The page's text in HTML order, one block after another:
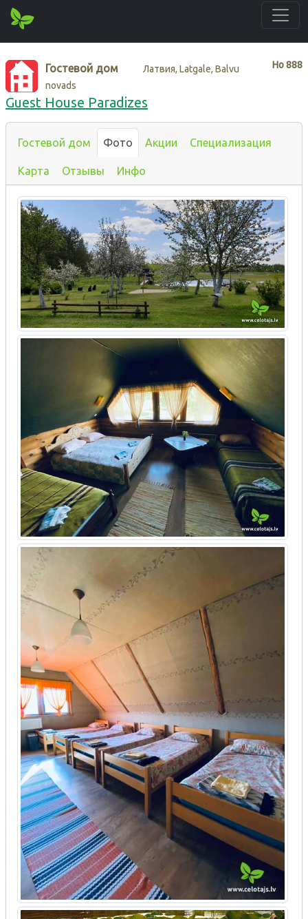
Нo888
Гостевой дом
Латвия, Latgale, Balvu
novads
Guest House Paradizes
Гостевой дом Фото Акции Специализация
Карта Отзывы Инфо